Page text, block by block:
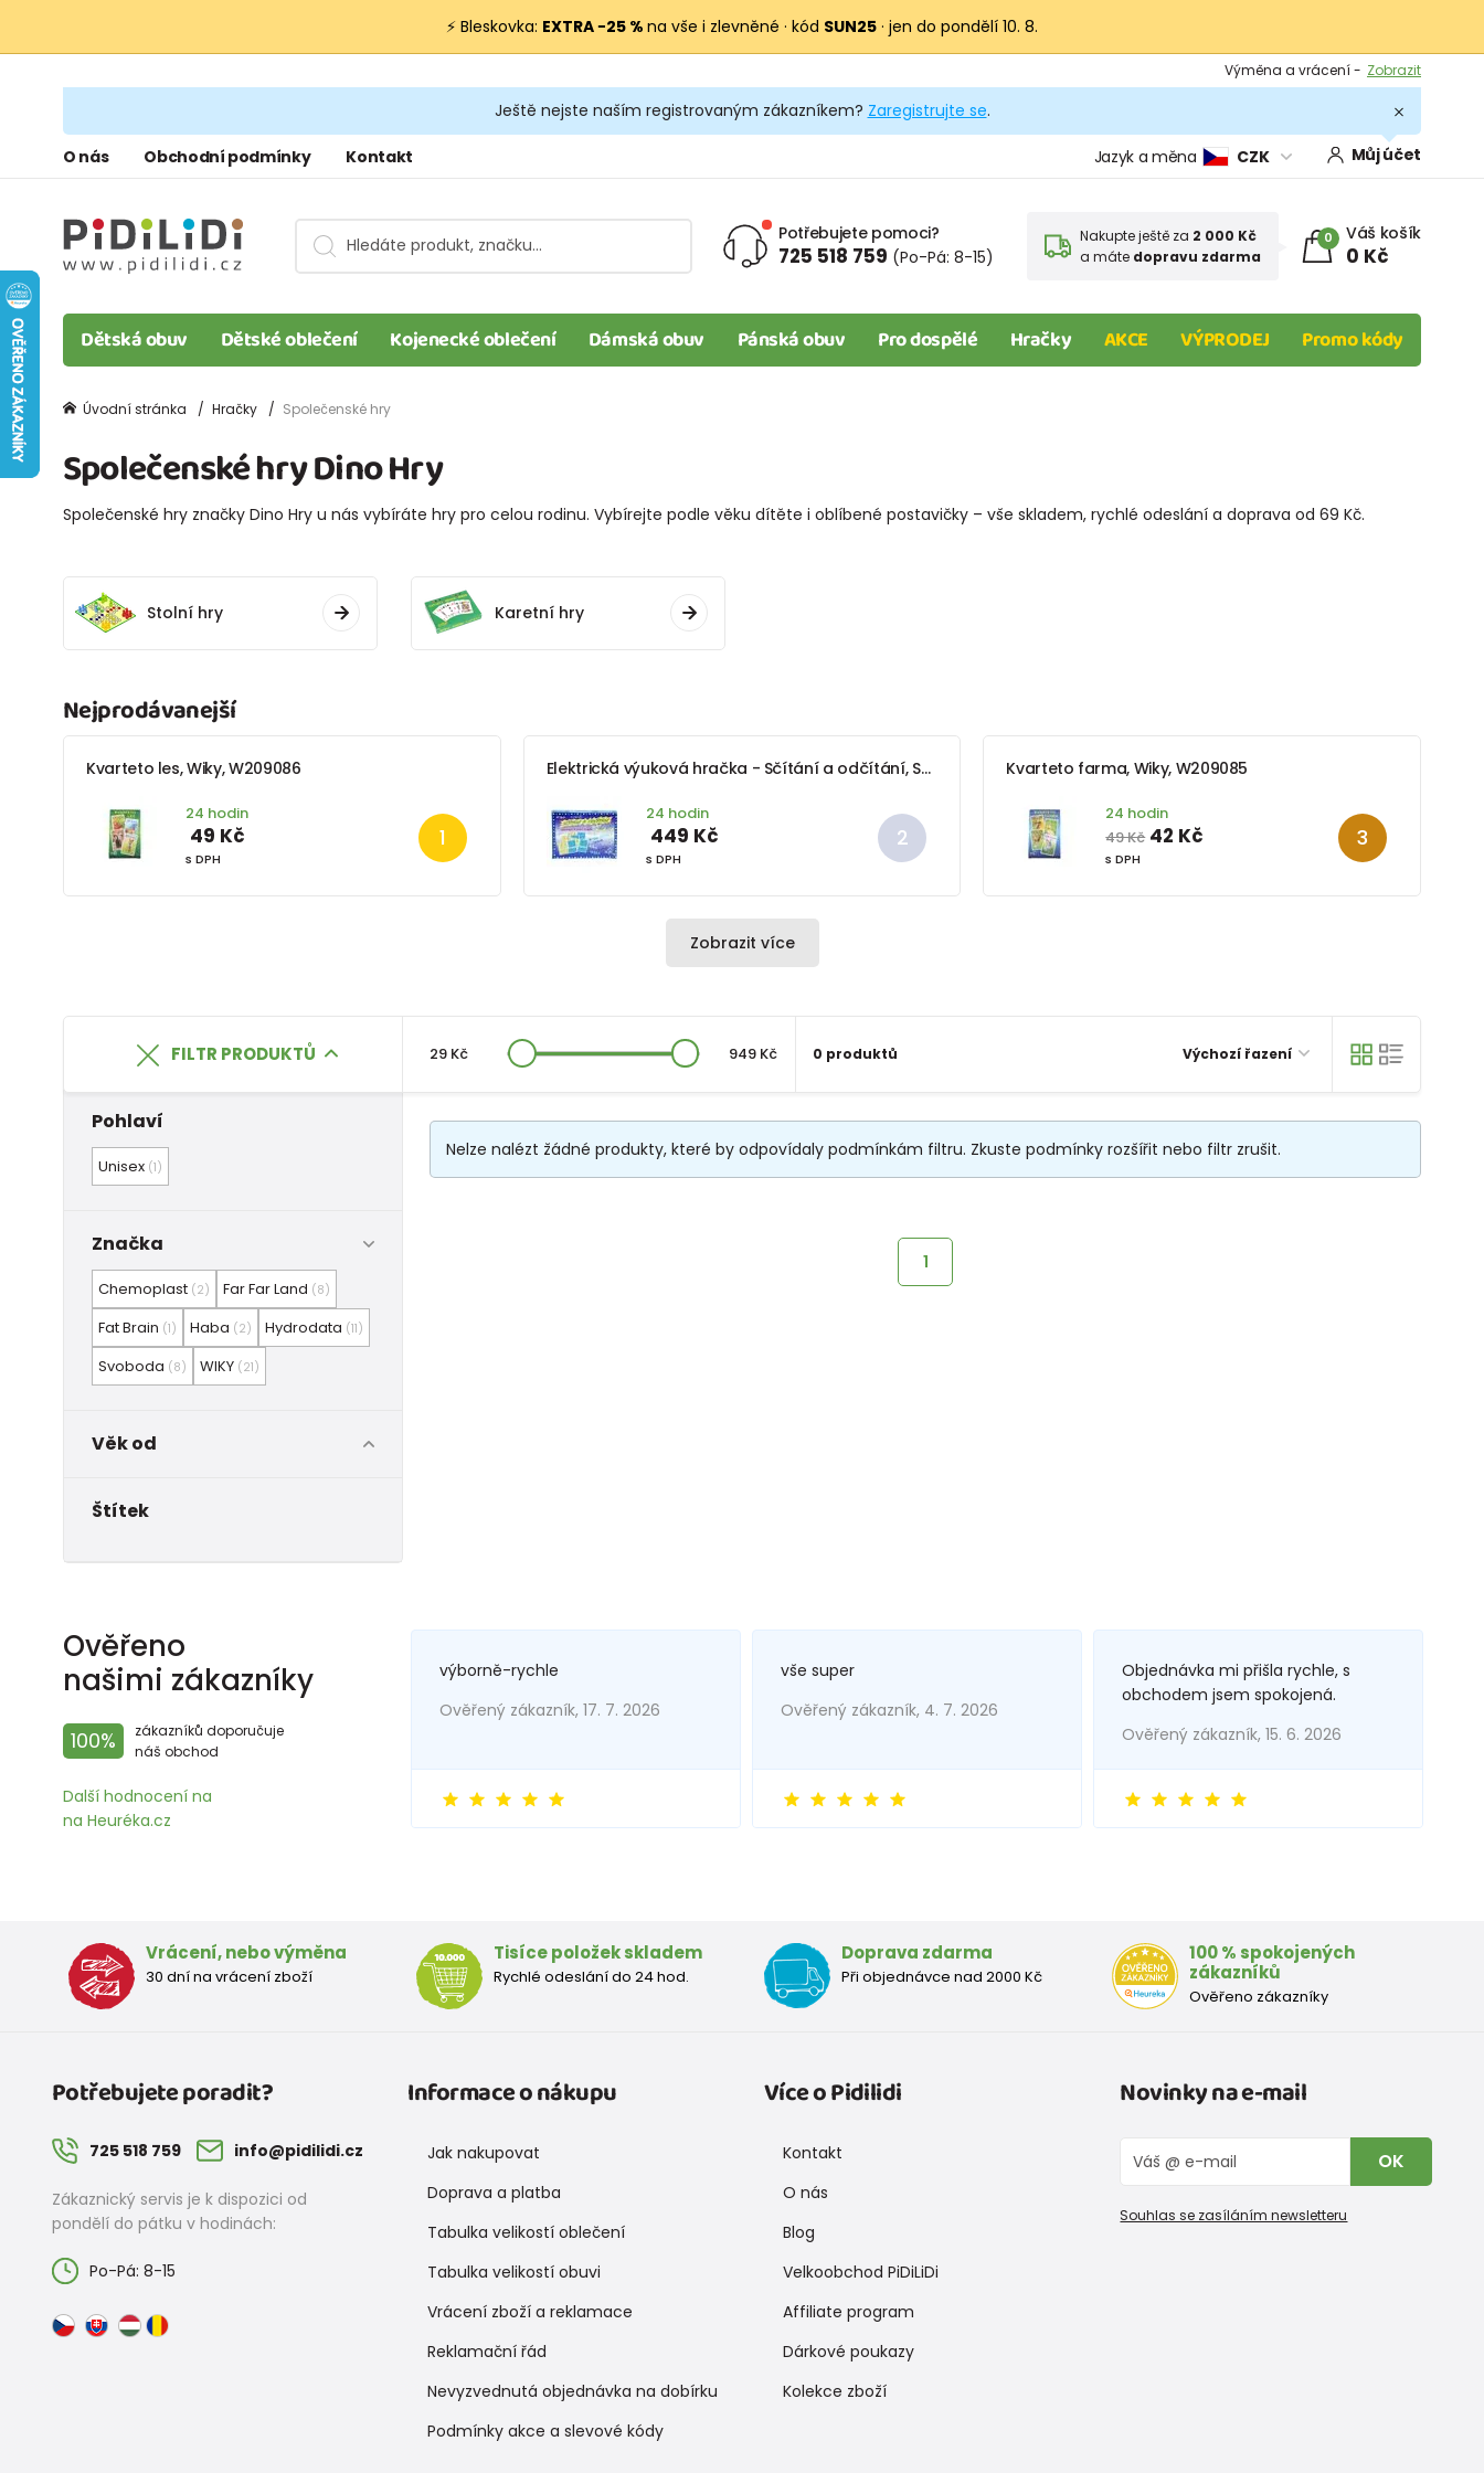
⚡ Bleskovka: EXTRA −25 % na vše i zlevněné · kód SUN25 · jen do pondělí 10. 8.
Výměna a vrácení - Zobrazit
Podmínky
Ještě nejste naším registrovaným zákazníkem? Zaregistrujte se.
O nás Obchodní podmínky Kontakt Jazyk a měna CZK Můj účet
Potřebujete pomoci?
725 518 759 (Po-Pá: 8-15)
Nakupte ještě za 2 000 Kč
a máte dopravu zdarma
0 Váš košík
0 Kč
Dětská obuv Dětské oblečení Kojenecké oblečení Dámská obuv Pánská obuv Pro dospělé Hračky AKCE VÝPRODEJ Promo kódy
Úvodní stránka Hračky Společenské hry
Společenské hry Dino Hry
Společenské hry značky Dino Hry u nás vybíráte hry pro celou rodinu. Vybírejte podle věku dítěte i oblíbené postavičky – vše skladem, rychlé odeslání a doprava od 69 Kč.
Stolní hry Karetní hry
Nejprodávanejší
Kvarteto les, Wiky, W209086
24 hodin
49 Kč
s DPH
Elektrická výuková hračka - Sčítání a odčítání, Svoboda, W200004
24 hodin
449 Kč
s DPH
Kvarteto farma, Wiky, W209085
24 hodin
49 Kč 42 Kč
s DPH
Zobrazit více
FILTR PRODUKTŮ 0 produktů Výchozí řazení
Pohlaví
Unisex (1)
Značka
Chemoplast (2) Far Far Land (8)
Fat Brain (1) Haba (2) Hydrodata (11)
Svoboda (8) WIKY (21)
Věk od
Štítek
29 Kč 949 Kč
Nelze nalézt žádné produkty, které by odpovídaly podmínkám filtru. Zkuste podmínky rozšířit nebo filtr zrušit.
1
Ověřeno
našimi zákazníky
100%
zákazníků doporučuje
náš obchod
Další hodnocení na
na Heuréka.cz
výborně-rychle
Ověřený zákazník, 17. 7. 2026
vše super
Ověřený zákazník, 4. 7. 2026
Objednávka mi přišla rychle, s
obchodem jsem spokojená.
Ověřený zákazník, 15. 6. 2026
Vrácení, nebo výměna
30 dní na vrácení zboží
Tisíce položek skladem
Rychlé odeslání do 24 hod.
Doprava zdarma
Při objednávce nad 2000 Kč
100 % spokojených
zákazníků
Ověřeno zákazníky
Potřebujete poradit?
725 518 759 info@pidilidi.cz
Zákaznický servis je k dispozici od
pondělí do pátku v hodinách:
Po-Pá: 8-15
Informace o nákupu
Jak nakupovat
Doprava a platba
Tabulka velikostí oblečení
Tabulka velikostí obuvi
Vrácení zboží a reklamace
Reklamační řád
Nevyzvednutá objednávka na dobírku
Podmínky akce a slevové kódy
Více o Pidilidi
Kontakt
O nás
Blog
Velkoobchod PiDiLiDi
Affiliate program
Dárkové poukazy
Kolekce zboží
Novinky na e-mail
OK
Souhlas se zasíláním newsletteru